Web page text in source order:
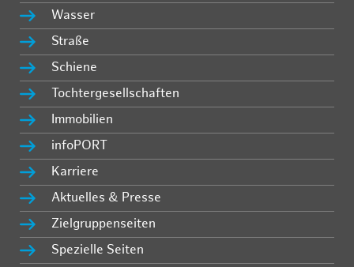
Wasser
Straße
Schiene
Tochtergesellschaften
Immobilien
infoPORT
Karriere
Aktuelles & Presse
Zielgruppenseiten
Spezielle Seiten